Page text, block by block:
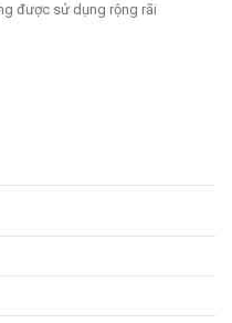
được sử dụng rộng rãi